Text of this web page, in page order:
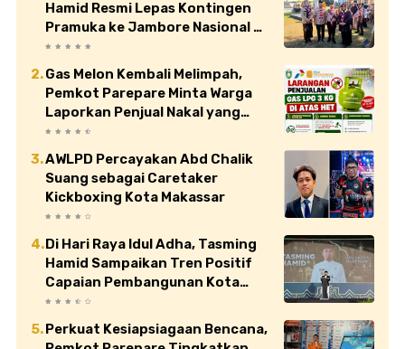
Hamid Resmi Lepas Kontingen
Pramuka ke Jambore Nasional XII
di Cibubur
Gas Melon Kembali Melimpah,
Pemkot Parepare Minta Warga
Laporkan Penjual Nakal yang
Jual di Atas HET
AWLPD Percayakan Abd Chalik
Suang sebagai Caretaker
Kickboxing Kota Makassar
Di Hari Raya Idul Adha, Tasming
Hamid Sampaikan Tren Positif
Capaian Pembangunan Kota
Parepare
Perkuat Kesiapsiagaan Bencana,